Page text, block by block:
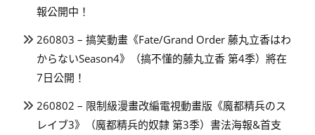
報公開中！
260803 – 搞笑動畫《Fate/Grand Order 藤丸立香はわ
からないSeason4》（搞不懂的藤丸立香 第4季）將在
7日公開！
260802 – 限制級漫畫改編電視動畫版《魔都精兵のス
レイブ3》（魔都精兵的奴隸 第3季）書法海報&首支